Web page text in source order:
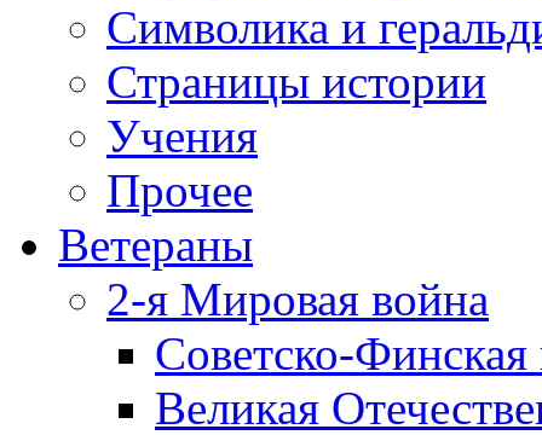
Символика и
Страницы истории
Учения
Прочее
Ветераны
2-я Мировая война
Советско-
Великая